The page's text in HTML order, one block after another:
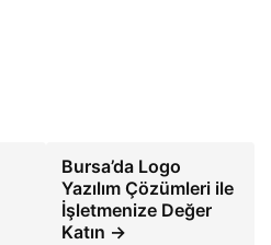
Bursa’da Logo
Yazılım Çözümleri ile
İşletmenize Değer
Katın →